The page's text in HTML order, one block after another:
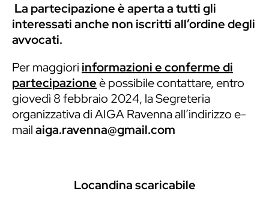
La partecipazione è aperta a tutti gli
interessati anche non iscritti all’ordine degli
avvocati.
Per maggiori informazioni e conferme di
partecipazioneè possibile contattare, entro
giovedì 8 febbraio 2024, la Segreteria
organizzativa di AIGA Ravenna all’indirizzo e-
mailaiga.ravenna@gmail.com
Locandina scaricabile